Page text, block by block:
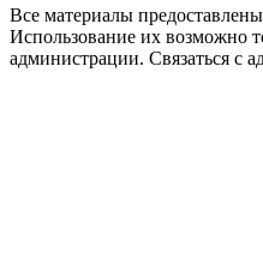
Все материалы
Использование их возможно
администрации. Связаться с